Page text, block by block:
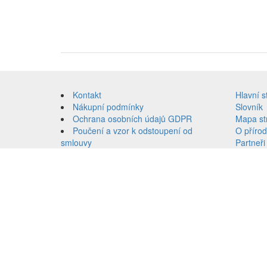
obsahKontakt
Nákupní podmínky
Ochrana osobních údajů GDPR
Poučení a vzor k odstoupení od
smlouvy
Hlavní
Slovník
Mapa
O
Partneři